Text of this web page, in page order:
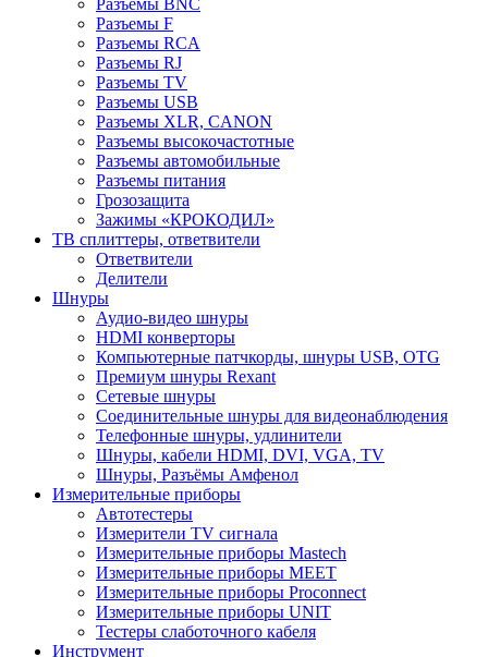
Разъемы F
Разъемы RCA
Разъемы RJ
Разъемы TV
Разъемы USB
Разъемы XLR, CANON
Разъемы высокочастотные
Разъемы автомобильные
Разъемы питания
Грозозащита
Зажимы «КРОКОДИЛ»
ТВ сплиттеры, ответвители
Ответвители
Делители
Шнуры
Аудио-видео шнуры
HDMI конверторы
Компьютерные патчкорды, шнуры USB, OTG
Премиум шнуры Rexant
Сетевые шнуры
Соединительные шнуры для видеонаблюдения
Телефонные шнуры, удлинители
Шнуры, кабели HDMI, DVI, VGA, TV
Шнуры, Разъёмы Амфенол
Измерительные приборы
Автотестеры
Измерители TV сигнала
Измерительные приборы Mastech
Измерительные приборы MEET
Измерительные приборы Proconnect
Измерительные приборы UNIT
Тестеры слаботочного кабеля
Инструмент